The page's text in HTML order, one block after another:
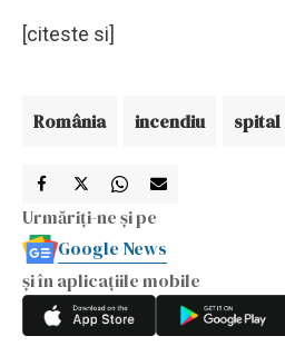
[citeste si]
România incendiu spital
Urmăriți-ne și pe
Google News
și în aplicațiile mobile